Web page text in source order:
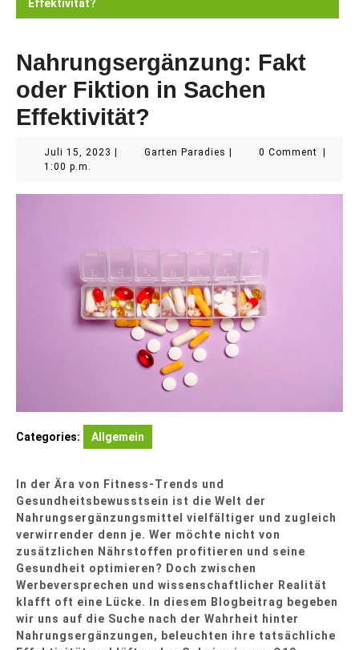
Effektivität?
Nahrungsergänzung: Fakt
oder Fiktion in Sachen
Effektivität?
Juli 15, 2023 Juli
Garten Paradies Garten 0 Comment
1:00 p.m.
Categories: Allgemein
In der Ära von Fitness-Trends und
Gesundheitsbewusstsein ist die Welt der
Nahrungsergänzungsmittel vielfältiger und zugleich
verwirrender denn je. Wer möchte nicht von
zusätzlichen Nährstoffen profitieren und seine
Gesundheit optimieren? Doch zwischen
Werbeversprechen und wissenschaftlicher Realität
klafft oft eine Lücke. In diesem Blogbeitrag begeben
wir uns auf die Suche nach der Wahrheit hinter
Nahrungsergänzungen, beleuchten ihre tatsächliche